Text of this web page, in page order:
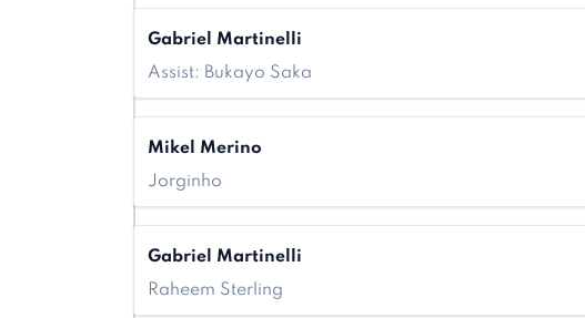
Gabriel Martinelli
Assist: Bukayo Saka
Mikel Merino
Jorginho
Gabriel Martinelli
Raheem Sterling